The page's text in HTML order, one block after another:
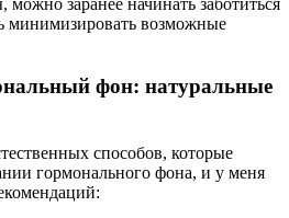
заранее начинать заботиться
минимизировать возможные
фон: натуральные
способов, которые
гормонального фона, и у меня